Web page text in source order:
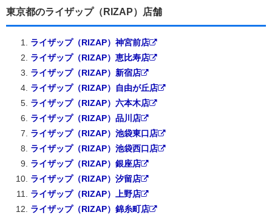
東京都のライザップ（RIZAP）店舗
ライザップ（RIZAP）神宮前店
ライザップ（RIZAP）恵比寿店
ライザップ（RIZAP）新宿店
ライザップ（RIZAP）自由が丘店
ライザップ（RIZAP）六本木店
ライザップ（RIZAP）品川店
ライザップ（RIZAP）池袋東口店
ライザップ（RIZAP）池袋西口店
ライザップ（RIZAP）銀座店
ライザップ（RIZAP）汐留店
ライザップ（RIZAP）上野店
ライザップ（RIZAP）錦糸町店